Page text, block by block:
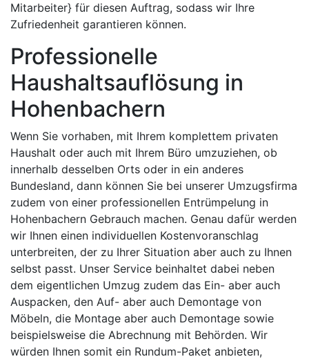
Mitarbeiter} für diesen Auftrag, sodass wir Ihre
Zufriedenheit garantieren können.
Professionelle
Haushaltsauflösung in
Hohenbachern
Wenn Sie vorhaben, mit Ihrem komplettem privaten
Haushalt oder auch mit Ihrem Büro umzuziehen, ob
innerhalb desselben Orts oder in ein anderes
Bundesland, dann können Sie bei unserer Umzugsfirma
zudem von einer professionellen Entrümpelung in
Hohenbachern Gebrauch machen. Genau dafür werden
wir Ihnen einen individuellen Kostenvoranschlag
unterbreiten, der zu Ihrer Situation aber auch zu Ihnen
selbst passt. Unser Service beinhaltet dabei neben
dem eigentlichen Umzug zudem das Ein- aber auch
Auspacken, den Auf- aber auch Demontage von
Möbeln, die Montage aber auch Demontage sowie
beispielsweise die Abrechnung mit Behörden. Wir
würden Ihnen somit ein Rundum-Paket anbieten,